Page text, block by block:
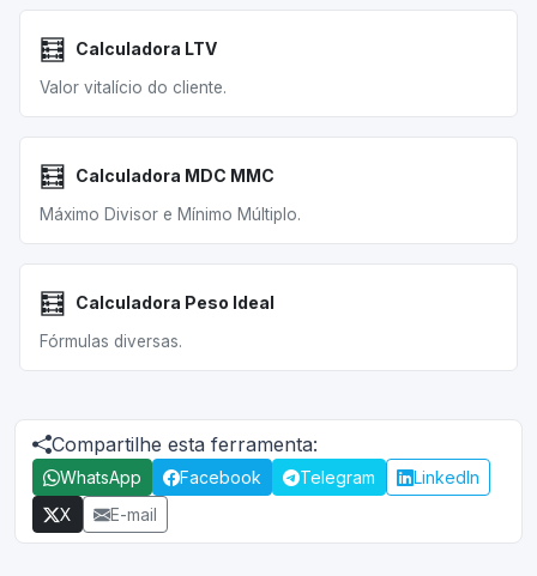
🧮 Calculadora LTV
Valor vitalício do cliente.
🧮 Calculadora MDC MMC
Máximo Divisor e Mínimo Múltiplo.
🧮 Calculadora Peso Ideal
Fórmulas diversas.
Compartilhe esta ferramenta:
WhatsApp Facebook Telegram
LinkedIn
X
E-mail